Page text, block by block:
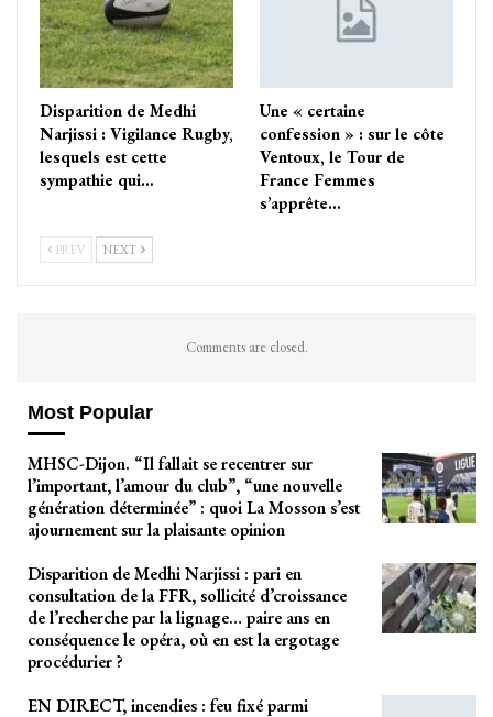
Disparition de Medhi
Narjissi : Vigilance Rugby,
lesquels est cette
sympathie qui…
Une « certaine
confession » : sur le côte
Ventoux, le Tour de
France Femmes
s’apprête…
PREV NEXT
Comments are closed.
Most Popular
MHSC-Dijon. “Il fallait se recentrer sur
l’important, l’amour du club”, “une nouvelle
génération déterminée” : quoi La Mosson s’est
ajournement sur la plaisante opinion
Disparition de Medhi Narjissi : pari en
consultation de la FFR, sollicité d’croissance
de l’recherche par la lignage… paire ans en
conséquence le opéra, où en est la ergotage
procédurier ?
EN DIRECT, incendies : feu fixé parmi